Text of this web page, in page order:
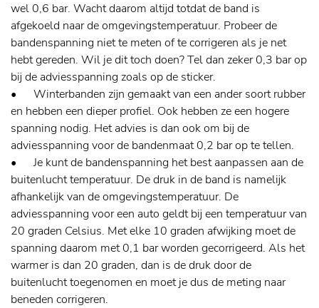
wel 0,6 bar. Wacht daarom altijd totdat de band is
afgekoeld naar de omgevingstemperatuur. Probeer de
bandenspanning niet te meten of te corrigeren als je net
hebt gereden. Wil je dit toch doen? Tel dan zeker 0,3 bar op
bij de adviesspanning zoals op de sticker.
•
Winterbanden zijn gemaakt van een ander soort rubber
en hebben een dieper profiel. Ook hebben ze een hogere
spanning nodig. Het advies is dan ook om bij de
adviesspanning voor de bandenmaat 0,2 bar op te tellen.
•
Je kunt de bandenspanning het best aanpassen aan de
buitenlucht temperatuur. De druk in de band is namelijk
afhankelijk van de omgevingstemperatuur. De
adviesspanning voor een auto geldt bij een temperatuur van
20 graden Celsius. Met elke 10 graden afwijking moet de
spanning daarom met 0,1 bar worden gecorrigeerd. Als het
warmer is dan 20 graden, dan is de druk door de
buitenlucht toegenomen en moet je dus de meting naar
beneden corrigeren.